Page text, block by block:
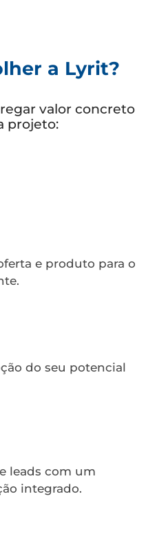
a Lyrit?
valor concreto
projeto:
e produto para o
do seu potencial
leads com um
integrado.​